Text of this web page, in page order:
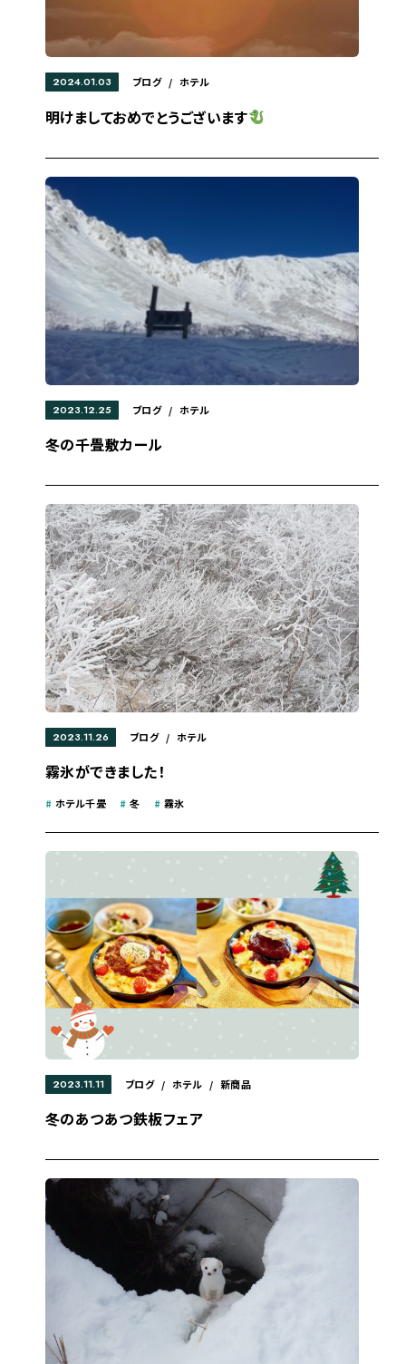
2024.01.03 ブログ / ホテル
明けましておめでとうございます
2023.12.25 ブログ / ホテル
冬の千畳敷カール
2023.11.26 ブログ / ホテル
霧氷ができました！
# ホテル千畳 #冬 # 霧氷
2023.11.11 ブログ / ホテル / 新商品
冬のあつあつ鉄板フェア